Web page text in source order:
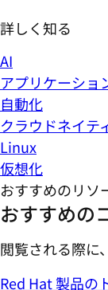
詳しく知る
AI
アプリケーショ
自動化
クラウドネイテ
Linux
仮想化
おすすめのリソ
おすすめの
閲覧される際に
Red Hat 製品の